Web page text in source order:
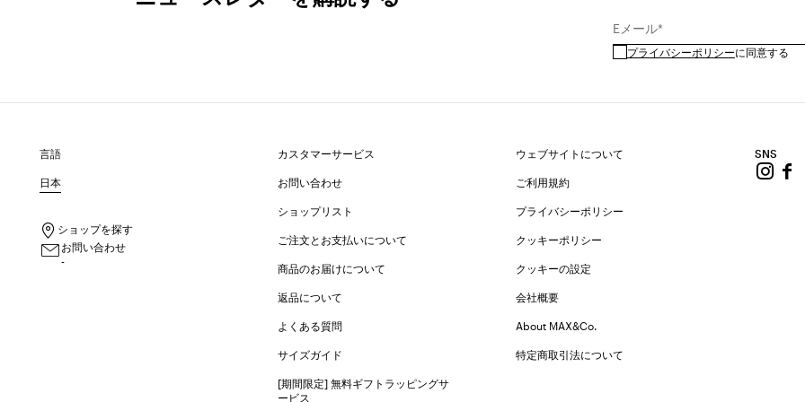
Eメール*
プライバシーポリシーに同意する
言語
日本
ショップを探す
お問い合わせ
-
カスタマーサービス
お問い合わせ
ショップリスト
ご注文とお支払いについて
商品のお届けについて
返品について
よくある質問
サイズガイド
[期間限定] 無料ギフトラッピングサ
ービス
ウェブサイトについて
ご利用規約
プライバシーポリシー
クッキーポリシー
クッキーの設定
会社概要
About MAX&Co.
特定商取引法について
SNS